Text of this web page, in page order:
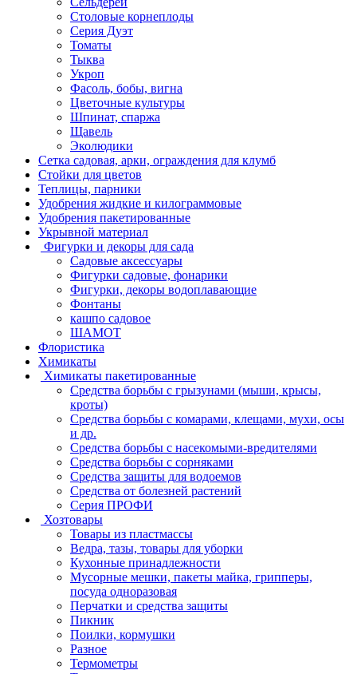
Столовые корнеплоды
Серия Дуэт
Томаты
Тыква
Укроп
Фасоль, бобы, вигна
Цветочные культуры
Шпинат, спаржа
Щавель
Эколюдики
Сетка садовая, арки, ограждения для клумб
Стойки для цветов
Теплицы, парники
Удобрения жидкие и килограммовые
Удобрения пакетированные
Укрывной материал
Фигурки и декоры для сада
Садовые аксессуары
Фигурки садовые, фонарики
Фигурки, декоры водоплавающие
Фонтаны
кашпо садовое
ШАМОТ
Флористика
Химикаты
Химикаты пакетированные
Средства борьбы с грызунами (мыши, крысы,
кроты)
Средства борьбы с комарами, клещами, мухи, осы
и др.
Средства борьбы с насекомыми-вредителями
Средства борьбы с сорняками
Средства защиты для водоемов
Средства от болезней растений
Серия ПРОФИ
Хозтовары
Товары из пластмассы
Ведра, тазы, товары для уборки
Кухонные принадлежности
Мусорные мешки, пакеты майка, грипперы,
посуда одноразовая
Перчатки и средства защиты
Пикник
Поилки, кормушки
Разное
Термометры